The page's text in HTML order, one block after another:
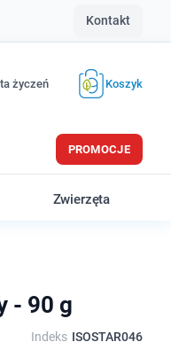
Kontakt
życzeń Koszyk
PROMOCJE
Zwierzęta
- 90 g
Indeks ISOSTAR046